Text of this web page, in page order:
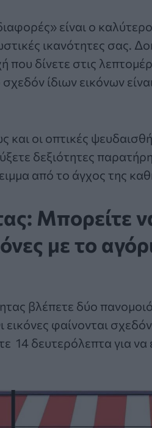
είναι ο
ικανότητες σας.
δίνετε στις
ίδιων εικόνων
οι οπτικές
δεξιότητες
από το άγχος της
Μπορείτε
με το
βλέπετε δύο
φαίνονται σχεδόν
14 δευτερόλεπτα για να